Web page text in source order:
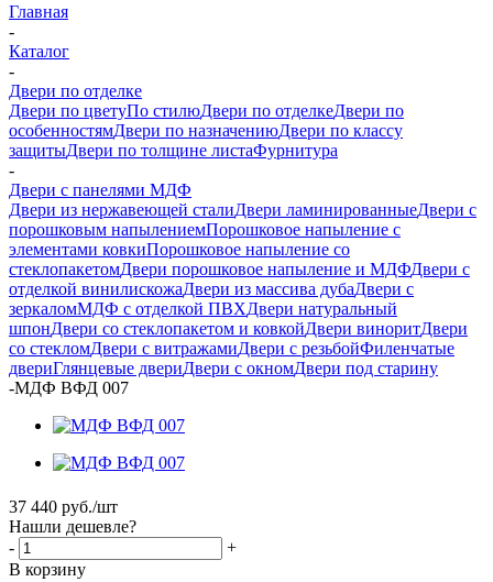
Главная
-
Каталог
-
Двери по отделке
Двери по цветуПо стилюДвери по отделкеДвери по
особенностямДвери по назначениюДвери по классу
защитыДвери по толщине листаФурнитура
-
Двери с панелями МДФ
Двери из нержавеющей сталиДвери ламинированныеДвери с
порошковым напылениемПорошковое напыление с
элементами ковкиПорошковое напыление со
стеклопакетомДвери порошковое напыление и МДФДвери с
отделкой винилискожаДвери из массива дубаДвери с
зеркаломМДФ с отделкой ПВХДвери натуральный
шпонДвери со стеклопакетом и ковкойДвери виноритДвери
со стекломДвери с витражамиДвери с резьбойФиленчатые
двериГлянцевые двериДвери с окномДвери под старину
-МДФ ВФД 007
37 440 руб./шт
Нашли дешевле?
-
+
В корзину